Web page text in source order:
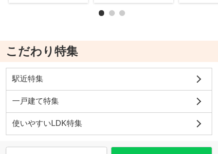
こだわり特集
駅近特集
一戸建て特集
使いやすいLDK特集